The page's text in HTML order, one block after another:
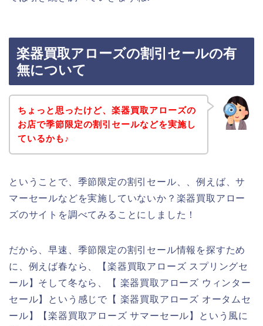
楽器買取アローズの割引セールの有
無について
ちょっと思ったけど、楽器買取アローズの
お店で季節限定の割引セールなどを実施し
ているかも♪
ということで、季節限定の割引セール、、例えば、サ
マーセールなどを実施していないか？楽器買取アロー
ズのサイトを調べてみることにしました！
だから、早速、季節限定の割引セール情報を探すため
に、例えば春なら、【楽器買取アローズ スプリングセ
ール】そして冬なら、【 楽器買取アローズ ウィンター
セール】という感じで【 楽器買取アローズ オータムセ
ール】【楽器買取アローズ サマーセール】という風に